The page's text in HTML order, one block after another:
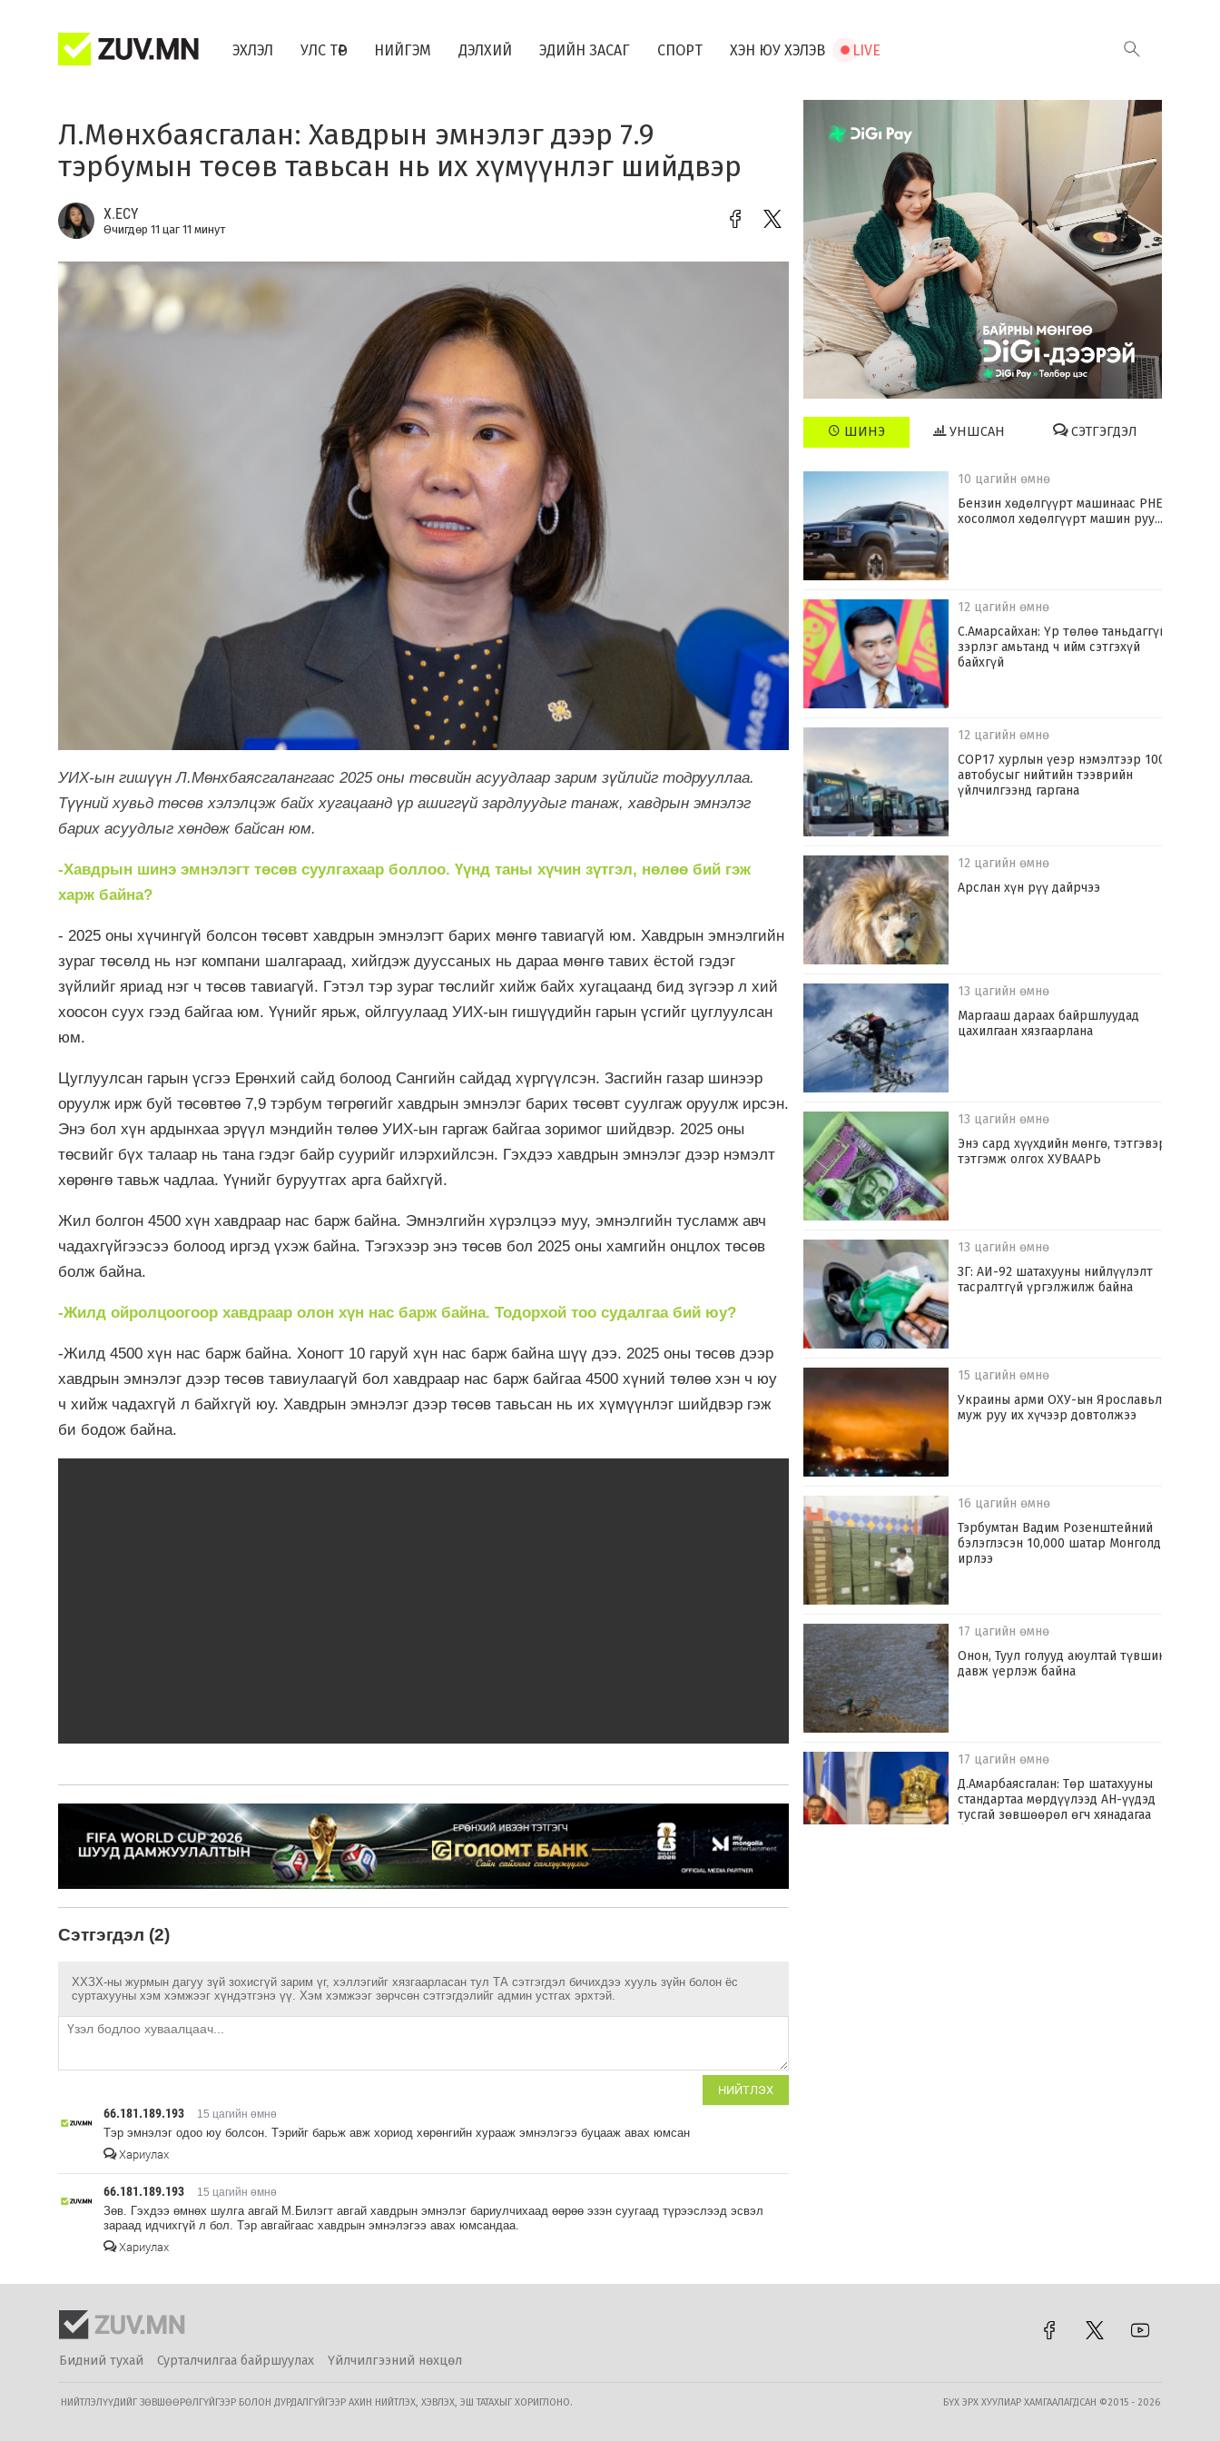
ЭХЛЭЛ УЛС ТӨР НИЙГЭМ ДЭЛХИЙ ЭДИЙН ЗАСАГ СПОРТ ХЭН ЮУ ХЭЛЭВ LIVE
Л.Мөнхбаясгалан: Хавдрын эмнэлэг дээр 7.9
тэрбумын төсөв тавьсан нь их хүмүүнлэг шийдвэр
Х.ЕСҮ
Өчигдөр 11 цаг 11 минут
УИХ-ын гишүүн Л.Мөнхбаясгалангаас 2025 оны төсвийн асуудлаар зарим зүйлийг тодрууллаа.
Түүний хувьд төсөв хэлэлцэж байх хугацаанд үр ашиггүй зардлуудыг танаж, хавдрын эмнэлэг
барих асуудлыг хөндөж байсан юм.
-Хавдрын шинэ эмнэлэгт төсөв суулгахаар боллоо. Үүнд таны хүчин зүтгэл, нөлөө бий гэж
харж байна?
- 2025 оны хүчингүй болсон төсөвт хавдрын эмнэлэгт барих мөнгө тавиагүй юм. Хавдрын эмнэлгийн
зураг төсөлд нь нэг компани шалгараад, хийгдэж дууссаных нь дараа мөнгө тавих ёстой гэдэг
зүйлийг яриад нэг ч төсөв тавиагүй. Гэтэл тэр зураг төслийг хийж байх хугацаанд бид зүгээр л хий
хоосон суух гээд байгаа юм. Үүнийг ярьж, ойлгуулаад УИХ-ын гишүүдийн гарын үсгийг цуглуулсан
юм.
Цуглуулсан гарын үсгээ Ерөнхий сайд болоод Сангийн сайдад хүргүүлсэн. Засгийн газар шинээр
оруулж ирж буй төсөвтөө 7,9 тэрбум төгрөгийг хавдрын эмнэлэг барих төсөвт суулгаж оруулж ирсэн.
Энэ бол хүн ардынхаа эрүүл мэндийн төлөө УИХ-ын гаргаж байгаа зоримог шийдвэр. 2025 оны
төсвийг бүх талаар нь тана гэдэг байр суурийг илэрхийлсэн. Гэхдээ хавдрын эмнэлэг дээр нэмэлт
хөрөнгө тавьж чадлаа. Үүнийг буруутгах арга байхгүй.
Жил болгон 4500 хүн хавдраар нас барж байна. Эмнэлгийн хүрэлцээ муу, эмнэлгийн тусламж авч
чадахгүйгээсээ болоод иргэд үхэж байна. Тэгэхээр энэ төсөв бол 2025 оны хамгийн онцлох төсөв
болж байна.
-Жилд ойролцоогоор хавдраар олон хүн нас барж байна. Тодорхой тоо судалгаа бий юу?
-Жилд 4500 хүн нас барж байна. Хоногт 10 гаруй хүн нас барж байна шүү дээ. 2025 оны төсөв дээр
хавдрын эмнэлэг дээр төсөв тавиулаагүй бол хавдраар нас барж байгаа 4500 хүний төлөө хэн ч юу
ч хийж чадахгүй л байхгүй юу. Хавдрын эмнэлэг дээр төсөв тавьсан нь их хүмүүнлэг шийдвэр гэж
би бодож байна.
Сэтгэгдэл (2)
ХХЗХ-ны журмын дагуу зүй зохисгүй зарим үг, хэллэгийг хязгаарласан тул ТА сэтгэгдэл бичихдээ хууль зүйн болон ёс
суртахууны хэм хэмжээг хүндэтгэнэ үү. Хэм хэмжээг зөрчсөн сэтгэгдэлийг админ устгах эрхтэй.
НИЙТЛЭХ
66.181.189.193 15 цагийн өмнө
Тэр эмнэлэг одоо юу болсон. Тэрийг барьж авж хориод хөрөнгийн хурааж эмнэлэгээ буцааж авах юмсан
Хариулах
66.181.189.193 15 цагийн өмнө
Зөв. Гэхдээ өмнөх шулга авгай М.Билэгт авгай хавдрын эмнэлэг бариулчихаад өөрөө эзэн суугаад түрээслээд эсвэл
зараад идчихгүй л бол. Тэр авгайгаас хавдрын эмнэлэгээ авах юмсандаа.
Хариулах
ШИНЭ УНШСАН СЭТГЭГДЭЛ
10 цагийн өмнө
​Бензин хөдөлгүүрт машинаас PHEV
хосолмол хөдөлгүүрт машин руу...
12 цагийн өмнө
С.Амарсайхан: Үр төлөө таньдаггүй
зэрлэг амьтанд ч ийм сэтгэхүй
байхгүй
12 цагийн өмнө
COP17 хурлын үеэр нэмэлтээр 100
автобусыг нийтийн тээврийн
үйлчилгээнд гаргана
12 цагийн өмнө
Арслан хүн рүү дайрчээ
13 цагийн өмнө
Маргааш дараах байршлуудад
цахилгаан хязгаарлана
13 цагийн өмнө
Энэ сард хүүхдийн мөнгө, тэтгэвэр,
тэтгэмж олгох ХУВААРЬ
13 цагийн өмнө
ЗГ: АИ-92 шатахууны нийлүүлэлт
тасралтгүй үргэлжилж байна
15 цагийн өмнө
Украины арми ОХУ-ын Ярославьл
муж руу их хүчээр довтолжээ
16 цагийн өмнө
Тэрбумтан Вадим Розенштейний
бэлэглэсэн 10,000 шатар Монголд
ирлээ
17 цагийн өмнө
Онон, Туул голууд аюултай түвшинг
давж үерлэж байна
17 цагийн өмнө
Д.Амарбаясгалан: Төр шатахууны
стандартаа мөрдүүлээд АН-үүдэд
тусгай зөвшөөрөл өгч хянадагаа
үүсгэсэн маргаанаа шийдэж чадах
20 цагийн өмнө
Бидний тухай Сурталчилгаа байршуулах Үйлчилгээний нөхцөл
НИЙТЛЭЛҮҮДИЙГ ЗӨВШӨӨРӨЛГҮЙГЭЭР БОЛОН ДУРДАЛГҮЙГЭЭР АХИН НИЙТЛЭХ, ХЭВЛЭХ, ЭШ ТАТАХЫГ ХОРИГЛОНО. БҮХ ЭРХ ХУУЛИАР ХАМГААЛАГДСАН ©2015 - 2026